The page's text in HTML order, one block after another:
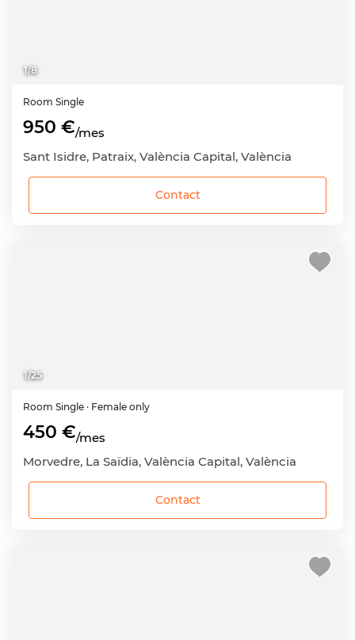
1/8
Room Single
950 €/mes
Sant Isidre, Patraix, València Capital, València
Contact
1/25
Room Single · Female only
450 €/mes
Morvedre, La Saïdia, València Capital, València
Contact